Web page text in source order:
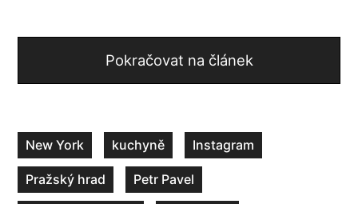
Pokračovat na článek
New York kuchyně Instagram
Pražský hrad Petr Pavel